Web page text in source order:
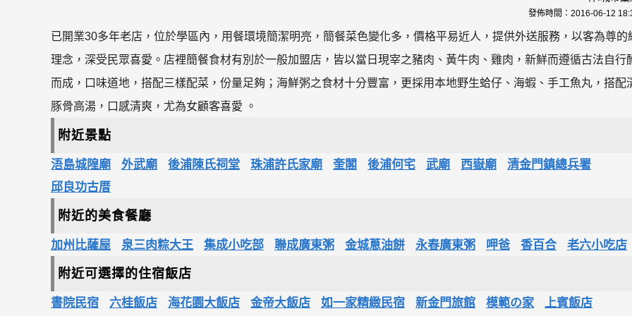
發佈時間： 2016-06-12
已開業30多年老店，位於學區內，用餐環境簡潔明亮，簡餐菜色變化多，價格平易近人，提供外送服務，以客為尊的
理念，深受民眾喜愛。店裡簡餐食材有別於一般加盟店，皆以當日現宰之豬肉、黃牛肉、雞肉，新鮮而遵循古法自行
而成，口味道地，搭配三樣配菜，份量足夠；海鮮粥之食材十分豐富，更採用本地野生蛤仔、海蝦、手工魚丸，搭配
豚骨高湯，口感清爽，尤為女顧客喜愛 。
附近景點
浯島城隍廟 外武廟 後浦陳氏祠堂 珠浦許氏家廟 奎閣 後浦何宅 武廟 西嶽廟
清金門鎮總兵署
邱良功古厝
附近的美食餐廳
加州比薩屋 泉三肉粽大王 集成小吃部 聯成廣東粥 金城蔥油餅 永春廣東粥 呷爸 香百合 老六小吃店
附近可選擇的住宿飯店
書院民宿 六桂飯店 海花園大飯店 金帝大飯店 如一家精緻民宿 新金門旅館 模範の家
上賓飯店